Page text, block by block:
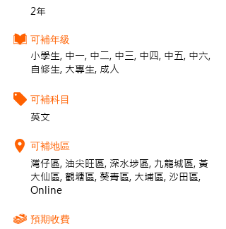
2年
可補年級
小學生, 中一, 中二, 中三, 中四, 中五, 中六,
自修生, 大專生, 成人
可補科目
英文
可補地區
灣仔區, 油尖旺區, 深水埗區, 九龍城區, 黃
大仙區, 觀塘區, 葵青區, 大埔區, 沙田區,
Online
預期收費